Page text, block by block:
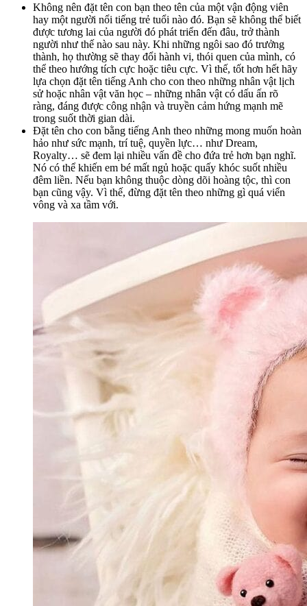
Không nên đặt tên con bạn theo tên của một vận động viên
hay một người nổi tiếng trẻ tuổi nào đó. Bạn sẽ không thể biết
được tương lai của người đó phát triển đến đâu, trở thành
người như thế nào sau này. Khi những ngôi sao đó trưởng
thành, họ thường sẽ thay đổi hành vi, thói quen của mình, có
thể theo hướng tích cực hoặc tiêu cực. Vì thế, tốt hơn hết hãy
lựa chọn đặt tên tiếng Anh cho con theo những nhân vật lịch
sử hoặc nhân vật văn học – những nhân vật có dấu ấn rõ
ràng, đáng được công nhận và truyền cảm hứng mạnh mẽ
trong suốt thời gian dài.
Đặt tên cho con bằng tiếng Anh theo những mong muốn hoàn
hảo như sức mạnh, trí tuệ, quyền lực… như Dream,
Royalty… sẽ đem lại nhiều vấn đề cho đứa trẻ hơn bạn nghĩ.
Nó có thể khiến em bé mất ngủ hoặc quấy khóc suốt nhiều
đêm liền. Nếu bạn không thuộc dòng dõi hoàng tộc, thì con
bạn cũng vậy. Vì thế, đừng đặt tên theo những gì quá viển
vông và xa tầm với.